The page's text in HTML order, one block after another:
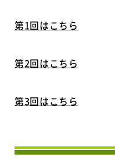
第1回はこちら
第2回はこちら
第3回はこちら